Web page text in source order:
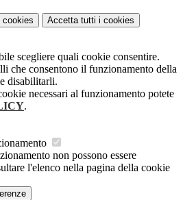
cookies Accetta tutti i cookies
scegliere quali cookie consentire.
che consentono il funzionamento della
disabilitarli.
necessari al funzionamento potete
.
non possono essere
l'elenco nella pagina della cookie